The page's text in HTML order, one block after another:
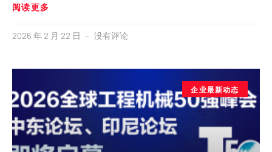
阅读更多
2026 年 2 月 22 日 没有评论
企业最新动态